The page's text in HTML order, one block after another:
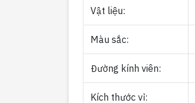
Vật liệu:
Màu sắc:
Đường kính viên:
Kích thước vỉ: